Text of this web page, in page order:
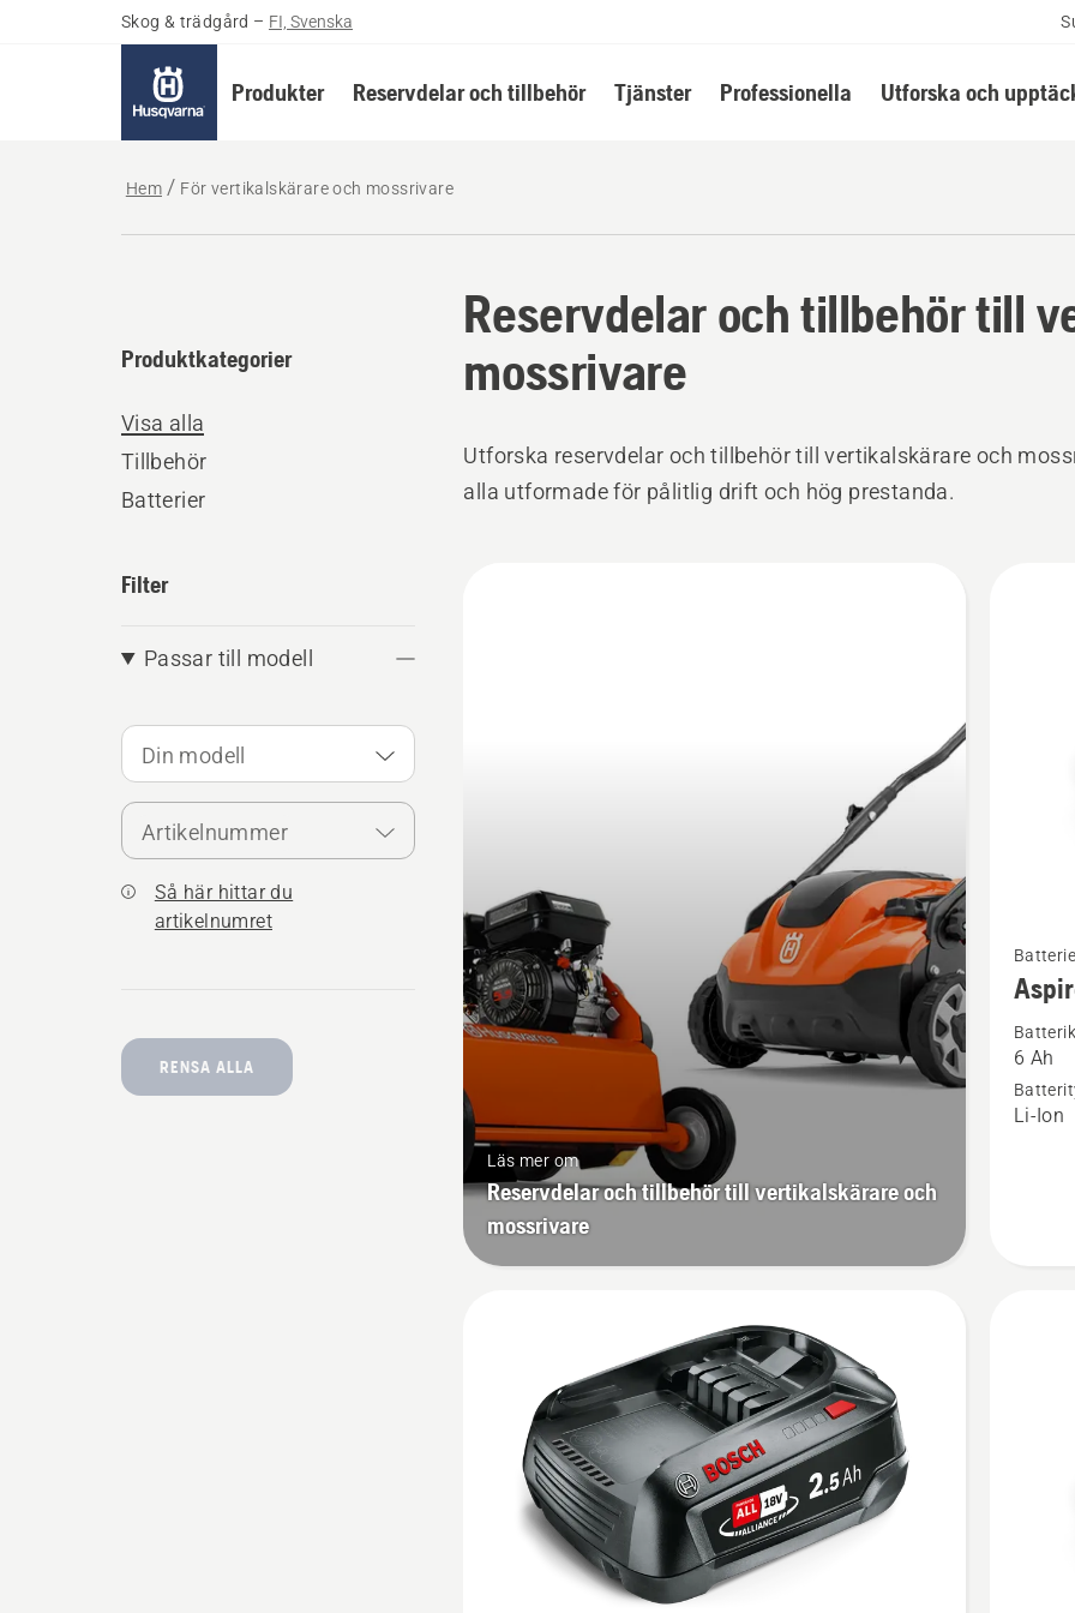
Skog & trädgård – FI, Svenska
Produkter Reservdelar och tillbehör Tjänster Professionella Utforska och
Hem För vertikalskärare och mossrivare
Reservdelar och tillbehör till
mossrivare
Produktkategorier
Visa alla
Tillbehör
Batterier
Filter
Passar till modell
Din modell
Artikelnummer
Så här hittar du
artikelnumret
RENSA ALLA
Utforska reservdelar och tillbehör till vertikalskärare och
alla utformade för pålitlig drift och hög prestanda.
Läs mer om
Reservdelar och tillbehör till vertikalskärare och
mossrivare
mer
om
batteri
6 Ah
Li-Ion